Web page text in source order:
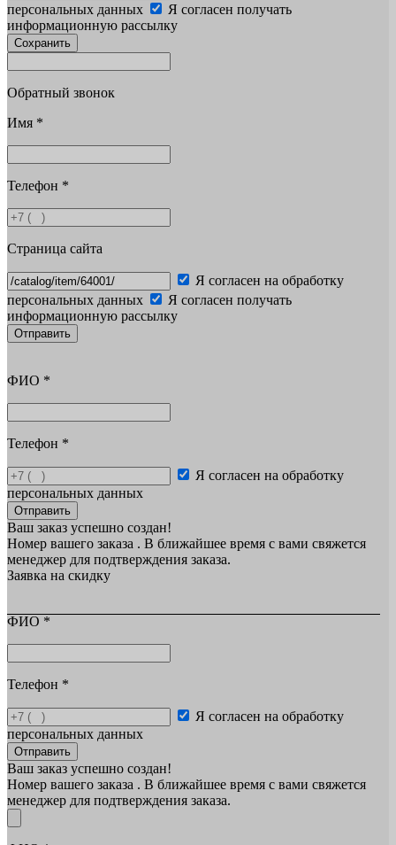
персональных данных
Я согласен получать
информационную рассылку
Сохранить
Обратный звонок
Имя *
Телефон *
Страница сайта
Я согласен на обработку
персональных данных
Я согласен получать
информационную рассылку
Отправить
ФИО *
Телефон *
Я согласен на обработку
персональных данных
Отправить
Ваш заказ успешно создан!
Номер вашего заказа . В ближайшее время с вами свяжется
менеджер для подтверждения заказа.
Заявка на скидку
ФИО *
Телефон *
Я согласен на обработку
персональных данных
Отправить
Ваш заказ успешно создан!
Номер вашего заказа . В ближайшее время с вами свяжется
менеджер для подтверждения заказа.